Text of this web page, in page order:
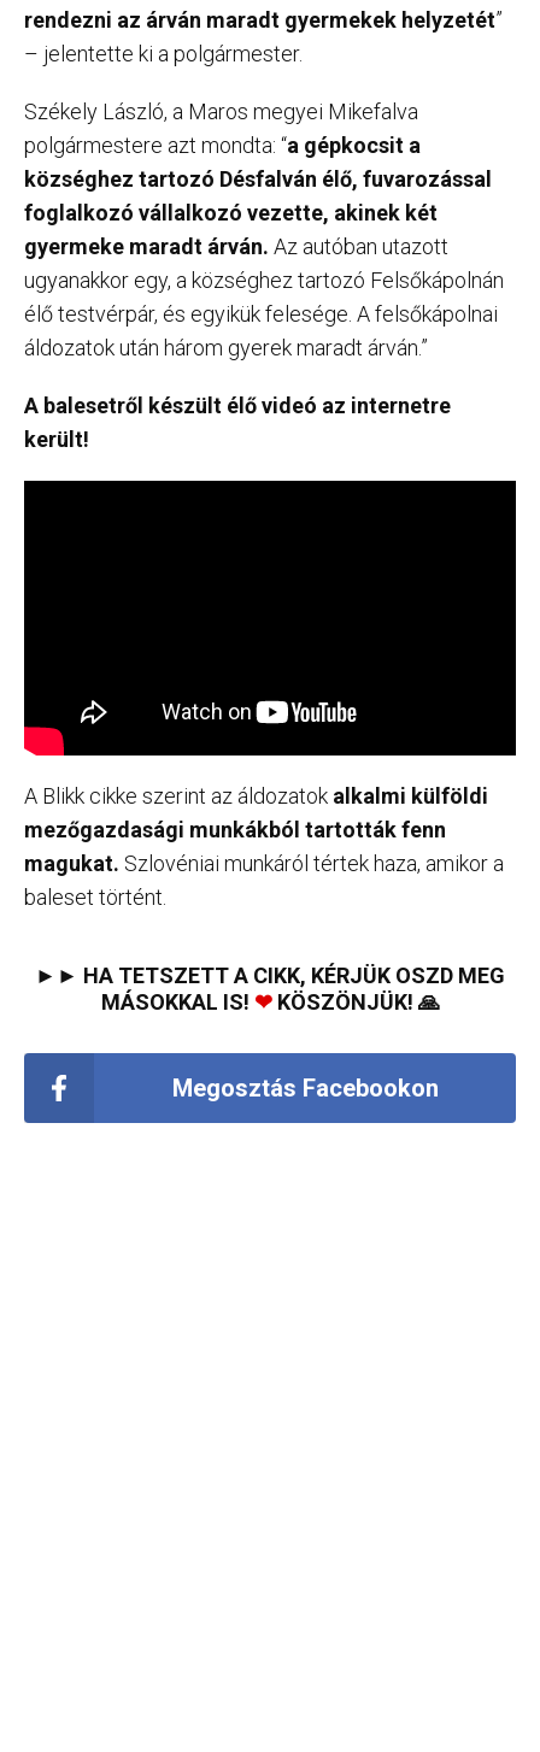
rendezni az árván maradt gyermekek helyzetét”
– jelentette ki a polgármester.
Székely László, a Maros megyei Mikefalva
polgármestere azt mondta: “a gépkocsit a
községhez tartozó Désfalván élő, fuvarozással
foglalkozó vállalkozó vezette, akinek két
gyermeke maradt árván. Az autóban utazott
ugyanakkor egy, a községhez tartozó Felsőkápolnán
élő testvérpár, és egyikük felesége. A felsőkápolnai
áldozatok után három gyerek maradt árván.”
A balesetről készült élő videó az internetre
került!
A Blikk cikke szerint az áldozatok alkalmi külföldi
mezőgazdasági munkákból tartották fenn
magukat. Szlovéniai munkáról tértek haza, amikor a
baleset történt.
►► HA TETSZETT A CIKK, KÉRJÜK OSZD MEG
MÁSOKKAL IS! ❤KÖSZÖNJÜK! 🙏
Megosztás Facebookon